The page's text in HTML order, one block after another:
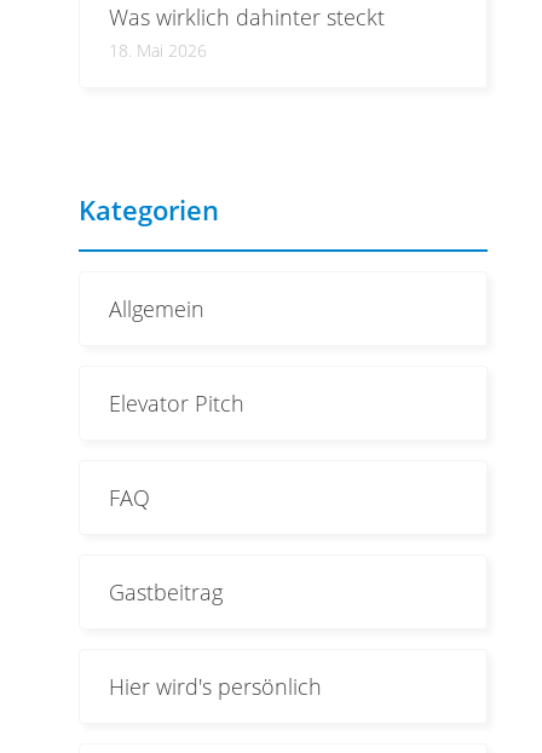
Was wirklich dahinter steckt
18. Mai 2026
Kategorien
Allgemein
Elevator Pitch
FAQ
Gastbeitrag
Hier wird's persönlich